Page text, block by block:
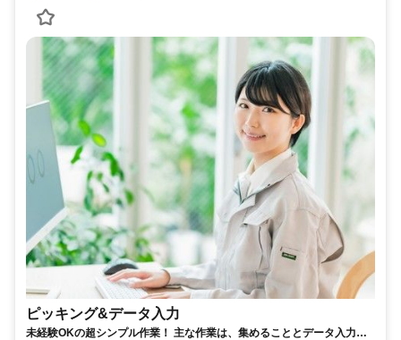
ピッキング&データ入力
未経験OKの超シンプル作業！ 主な作業は、集めることとデータ入力だ